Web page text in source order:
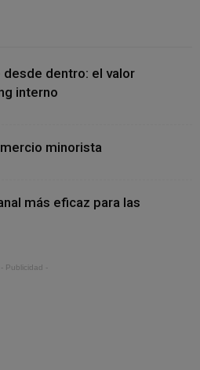
desde dentro: el valor
interno
minorista
más eficaz para las
- Publicidad -